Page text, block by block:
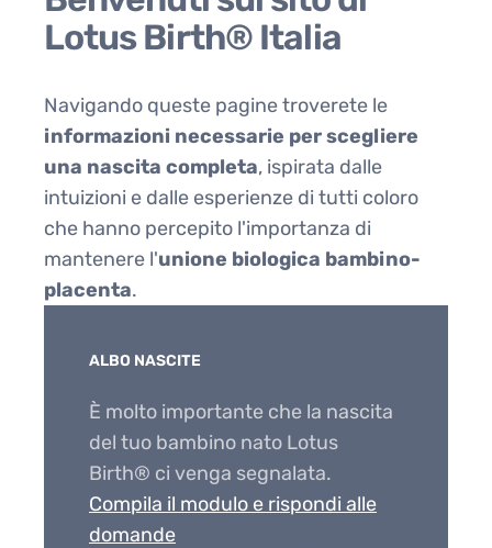
Lotus Birth® Italia
Navigando queste pagine troverete le
informazioni necessarie per scegliere
una nascita completa, ispirata dalle
intuizioni e dalle esperienze di tutti coloro
che hanno percepito l'importanza di
mantenere l'unione biologica bambino-
placenta.
ALBO NASCITE
È molto importante che la nascita
del tuo bambino nato Lotus
Birth® ci venga segnalata.
Compila il modulo e rispondi alle
domande